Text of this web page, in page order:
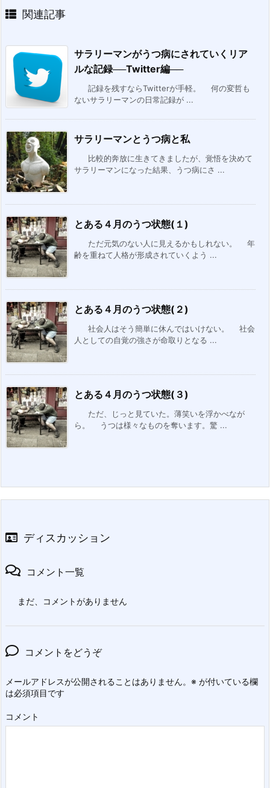
関連記事
サラリーマンがうつ病にされていくリア
ルな記録──Twitter編──
記録を残すならTwitterが手軽。 何の変哲も
ないサラリーマンの日常記録が ...
サラリーマンとうつ病と私
比較的奔放に生きてきましたが、覚悟を決めて
サラリーマンになった結果、うつ病にさ ...
とある４月のうつ状態(１)
ただ元気のない人に見えるかもしれない。 年
齢を重ねて人格が形成されていくよう ...
とある４月のうつ状態(２)
社会人はそう簡単に休んではいけない。 社会
人としての自覚の強さが命取りとなる ...
とある４月のうつ状態(３)
ただ、じっと見ていた。薄笑いを浮かべなが
ら。 うつは様々なものを奪います。驚 ...
ディスカッション
コメント一覧
まだ、コメントがありません
コメントをどうぞ
メールアドレスが公開されることはありません。 ※ が付いている欄
は必須項目です
コメント